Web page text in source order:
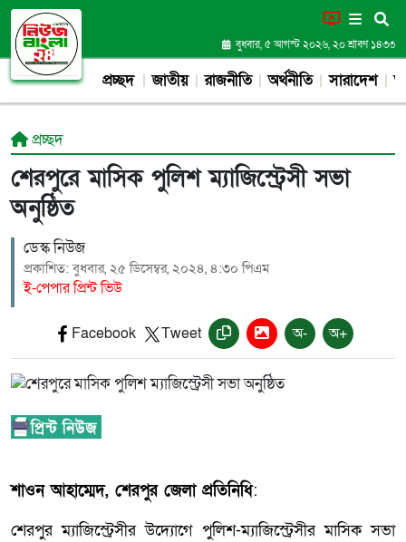
বুধবার, ৫ আগস্ট ২০২৬, ২০ শ্রাবণ ১৪৩৩
প্রচ্ছদ জাতীয় রাজনীতি অর্থনীতি সারাদেশ
প্রচ্ছদ
শেরপুরে মাসিক পুলিশ ম্যাজিস্ট্রেসী সভা
অনুষ্ঠিত
ডেস্ক নিউজ
প্রকাশিত: বুধবার, ২৫ ডিসেম্বর, ২০২৪, ৪:৩০ পিএম
ই-পেপার প্রিন্ট ভিউ
Facebook Tweet অ- অ+
শাওন আহাম্মেদ, শেরপুর জেলা প্রতিনিধি:
শেরপুর ম্যাজিস্ট্রেসীর উদ্যোগে পুলিশ-ম্যাজিস্ট্রেসীর মাসিক সভা